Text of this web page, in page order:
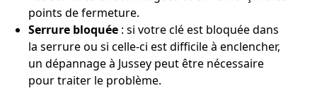
points de fermeture.
Serrure bloquée : si votre clé est bloquée dans
la serrure ou si celle-ci est difficile à enclencher,
un dépannage à Jussey peut être nécessaire
pour traiter le problème.